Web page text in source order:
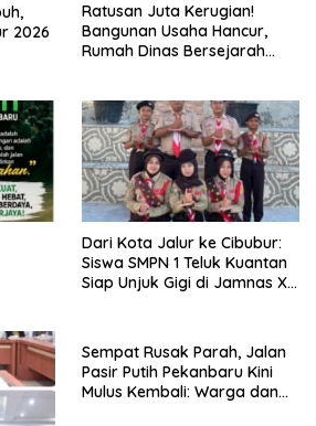
2026
Ratusan Juta Kerugian!
Bangunan Usaha Hancur,
Rumah Dinas Bersejarah
Dairi
Dari Kota Jalur ke Cibubur:
Siswa SMPN 1 Teluk Kuantan
Siap Unjuk Gigi di Jamnas XII
Sempat Rusak Parah, Jalan
Pasir Putih Pekanbaru Kini
Mulus Kembali: Warga dan